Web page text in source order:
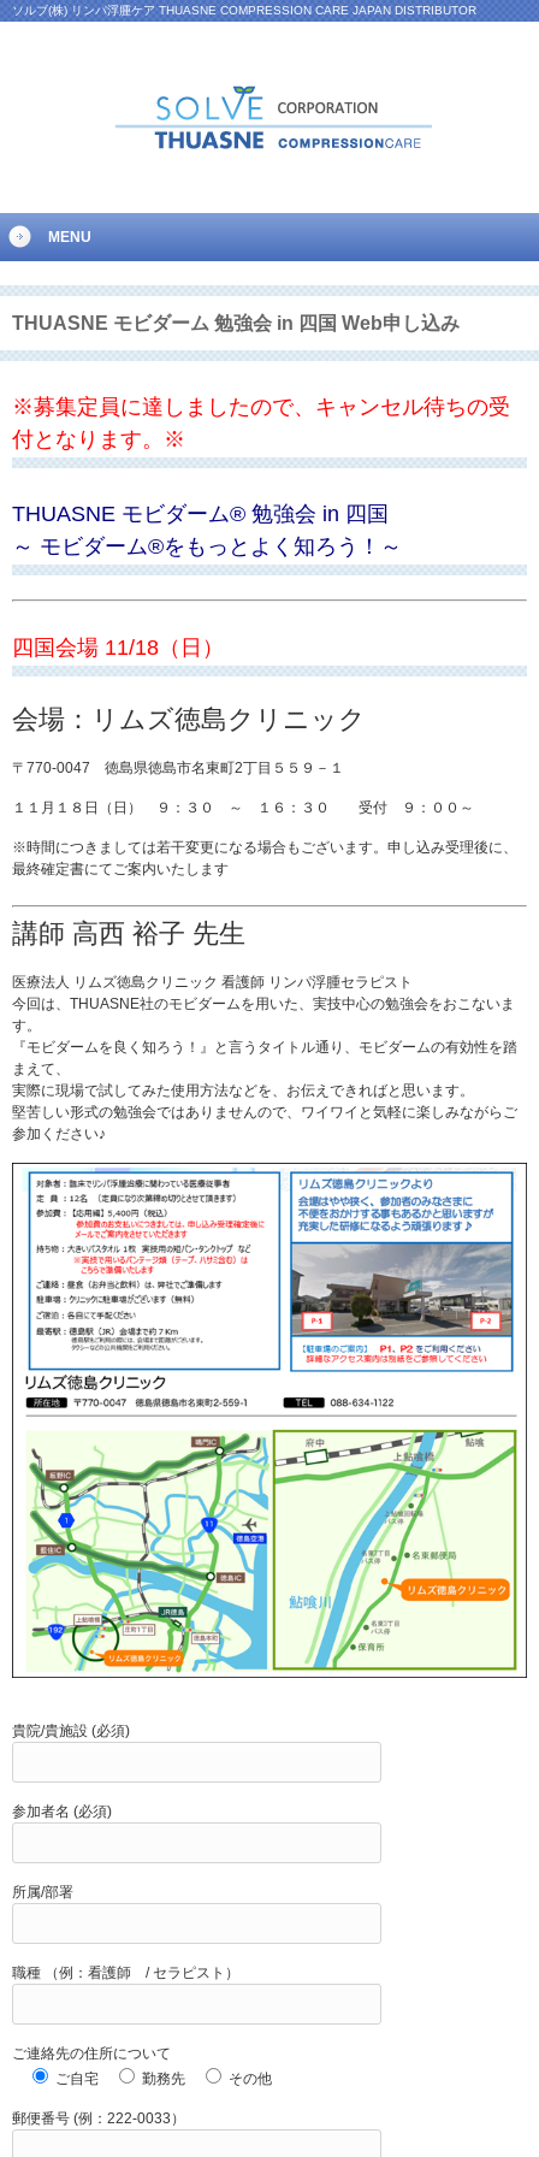
ソルブ(株) リンパ浮腫ケア THUASNE COMPRESSION CARE JAPAN DISTRIBUTOR
MENU
THUASNE モビダーム 勉強会 in 四国 Web申し込み
※募集定員に達しましたので、キャンセル待ちの受
付となります。※
THUASNE モビダーム® 勉強会 in 四国
～ モビダーム®をもっとよく知ろう！～
四国会場 11/18（日）
会場：リムズ徳島クリニック
〒770-0047 徳島県徳島市名東町2丁目５５９－１
１１月１８日（日） ９：３０ ～ １６：３０ 受付 ９：００～
※時間につきましては若干変更になる場合もございます。申し込み受理後に、
最終確定書にてご案内いたします
講師 高西 裕子 先生
医療法人 リムズ徳島クリニック 看護師 リンパ浮腫セラピスト
今回は、THUASNE社のモビダームを用いた、実技中心の勉強会をおこないま
す。
『モビダームを良く知ろう！』と言うタイトル通り、モビダームの有効性を踏
まえて、
実際に現場で試してみた使用方法などを、お伝えできればと思います。
堅苦しい形式の勉強会ではありませんので、ワイワイと気軽に楽しみながらご
参加ください♪
貴院/貴施設 (必須)
参加者名 (必須)
所属/部署
職種 （例：看護師 / セラピスト）
ご連絡先の住所について
ご自宅
勤務先 その他
郵便番号 (例：222-0033）